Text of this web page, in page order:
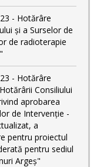
- Hotărâre
și a Surselor de
de radioterapie
- Hotărâre
Consiliului
aprobarea
de Intervenție -
a
pentru proiectul
pentru sediul
Argeș"